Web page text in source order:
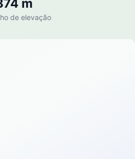
m
de elevação